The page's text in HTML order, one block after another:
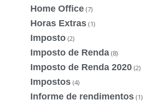
Home Office (7)
Horas Extras (1)
Imposto (2)
Imposto de Renda (8)
Imposto de Renda 2020 (2)
Impostos (4)
Informe de rendimentos (1)